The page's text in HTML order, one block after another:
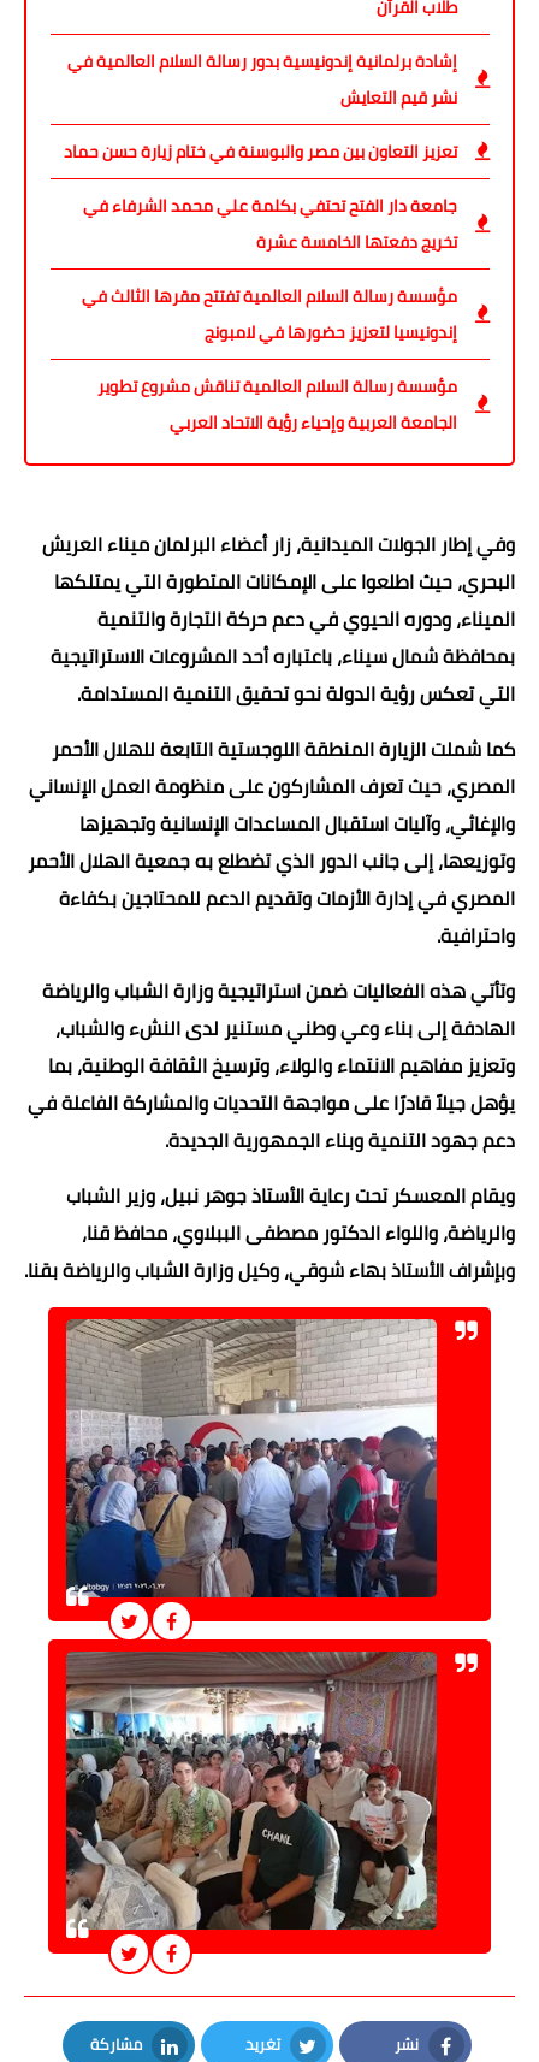
طلاب القرآن
إشادة برلمانية إندونيسية بدور رسالة السلام العالمية في
نشر قيم التعايش
تعزيز التعاون بين مصر والبوسنة في ختام زيارة حسن حماد
جامعة دار الفتح تحتفي بكلمة علي محمد الشرفاء في
تخريج دفعتها الخامسة عشرة
مؤسسة رسالة السلام العالمية تفتتح مقرها الثالث في
إندونيسيا لتعزيز حضورها في لامبونج
مؤسسة رسالة السلام العالمية تناقش مشروع تطوير
الجامعة العربية وإحياء رؤية الاتحاد العربي
وفي إطار الجولات الميدانية، زار أعضاء البرلمان ميناء العريش
البحري، حيث اطلعوا على الإمكانات المتطورة التي يمتلكها
الميناء، ودوره الحيوي في دعم حركة التجارة والتنمية
بمحافظة شمال سيناء، باعتباره أحد المشروعات الاستراتيجية
التي تعكس رؤية الدولة نحو تحقيق التنمية المستدامة.
كما شملت الزيارة المنطقة اللوجستية التابعة للهلال الأحمر
المصري، حيث تعرف المشاركون على منظومة العمل الإنساني
والإغاثي، وآليات استقبال المساعدات الإنسانية وتجهيزها
وتوزيعها، إلى جانب الدور الذي تضطلع به جمعية الهلال الأحمر
المصري في إدارة الأزمات وتقديم الدعم للمحتاجين بكفاءة
واحترافية.
وتأتي هذه الفعاليات ضمن استراتيجية وزارة الشباب والرياضة
الهادفة إلى بناء وعي وطني مستنير لدى النشء والشباب،
وتعزيز مفاهيم الانتماء والولاء، وترسيخ الثقافة الوطنية، بما
يؤهل جيلاً قادرًا على مواجهة التحديات والمشاركة الفاعلة في
دعم جهود التنمية وبناء الجمهورية الجديدة.
ويقام المعسكر تحت رعاية الأستاذ جوهر نبيل، وزير الشباب
والرياضة، واللواء الدكتور مصطفى الببلاوي، محافظ قنا،
وبإشراف الأستاذ بهاء شوقي، وكيل وزارة الشباب والرياضة بقنا.
نشر تغريد مشاركة